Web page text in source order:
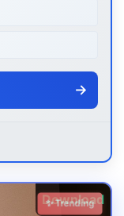
→
Download
✨ Trending